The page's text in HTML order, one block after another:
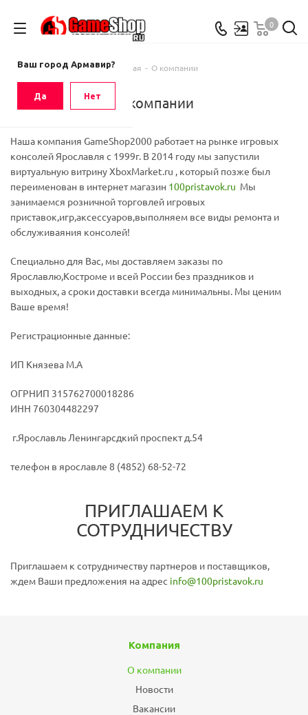
Ваш город Армавир?
Да Нет
0
Главная - О компании
О компании
Наша компания GameShop2000 работает на рынке игровых
консолей Ярославля с 1999г. В 2014 году мы запустили
виртуальную витрину XboxMarket.ru , который позже был
переименован в интернет магазин 100pristavok.ru Мы
занимаемся розничной торговлей игровых
приставок,игр,аксессуаров,выполняем все виды ремонта и
обслуживаяния консолей!
Специально для Вас, мы доставляем заказы по
Ярославлю,Костроме и всей России без праздников и
выходных, а сроки доставки всегда минимальны. Мы ценим
Ваше время!
Регистрационные данные:
ИП Князева М.А
ОГРНИП 315762700018286
ИНН 760304482297
г.Ярославль Ленингарсдкий проспект д.54
телефон в ярославле 8 (4852) 68-52-72
ПРИГЛАШАЕМ К
СОТРУДНИЧЕСТВУ
Приглашаем к сотрудничеству партнеров и поставщиков,
ждем Ваши предложения на адрес info@100pristavok.ru
Компания
О компании
Новости
Вакансии